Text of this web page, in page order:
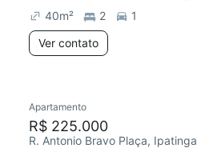
40m² 2
1
Ver contato
Apartamento
R$ 225.000
R. Antonio Bravo Plaça, Ipatinga